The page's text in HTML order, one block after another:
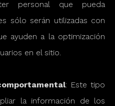
personal que pueda
sólo serán utilizadas con
ayuden a la optimización
en el sitio.
: Este tipo
la información de los